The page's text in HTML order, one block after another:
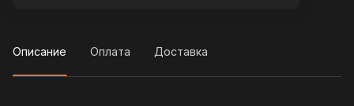
Описание Оплата Доставка